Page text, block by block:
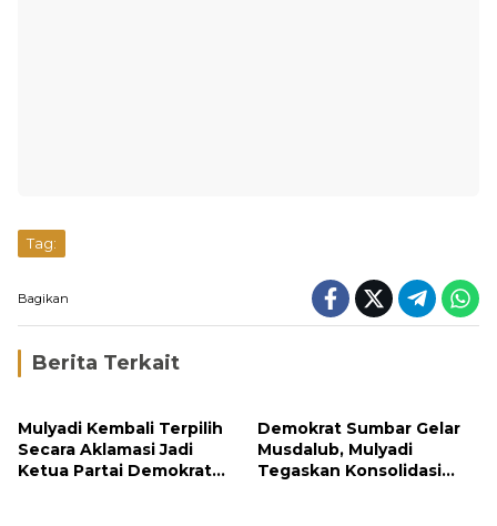
Tag:
Bagikan
Berita Terkait
Mulyadi Kembali Terpilih
Secara Aklamasi Jadi
Ketua Partai Demokrat
Demokrat Sumbar Gelar
Musdalub, Mulyadi
Tegaskan Konsolidasi